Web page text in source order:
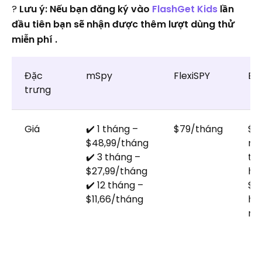
? Lưu ý: Nếu bạn đăng ký vào FlashGet Kids lần
đầu tiên bạn sẽ nhận được thêm lượt dùng thử
miễn phí .
Đặc
trưng
mSpy FlexiSPY
Giá
✔️ 1 tháng –
$48,99/tháng
✔️ 3 tháng –
$27,99/tháng
✔️ 12 tháng –
$11,66/tháng
$79/tháng